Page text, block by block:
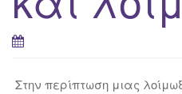
Στην περίπτωση μιας